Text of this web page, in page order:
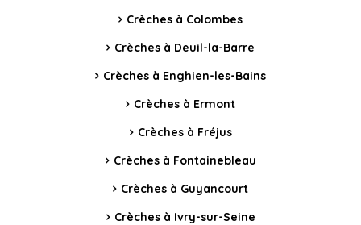
Crèches à Colombes
Crèches à Deuil-la-Barre
Crèches à Enghien-les-Bains
Crèches à Ermont
Crèches à Fréjus
Crèches à Fontainebleau
Crèches à Guyancourt
Crèches à Ivry-sur-Seine